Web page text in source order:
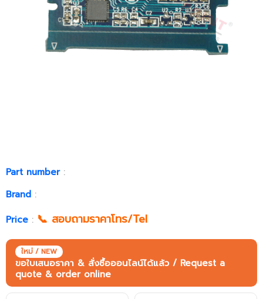
Part number:
Brand :
Price : 📞 สอบถามราคาโทร/Tel
ใหม่ / NEW
ขอใบเสนอราคา & สั่งซื้อออนไลน์ได้แล้ว / Request a
quote & order online